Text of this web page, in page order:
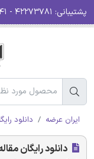
پشتیبانی:
ایران عرضه دانلود
دانلود رایگان